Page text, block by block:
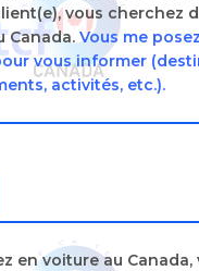
vous cherchez
Canada. Vous me
vous informer
activités, etc.).
en voiture au Canada,